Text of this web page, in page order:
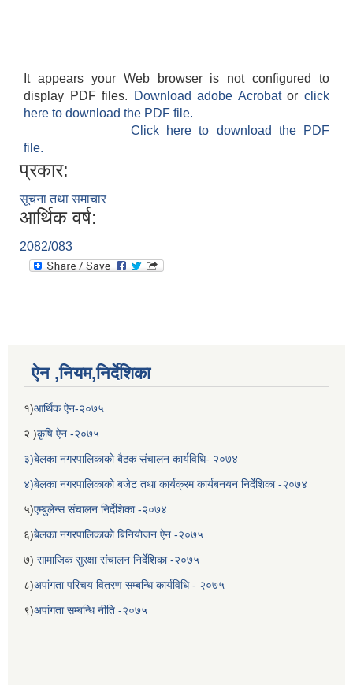
It appears your Web browser is not configured to
display PDF files.
Download adobe Acrobatorclick
here to download the PDF file.
Click here to download the PDF
file.
प्रकार:
सूचना तथा समाचार
आर्थिक वर्ष:
2082/083
ऐन ,नियम,निर्देशिका
१)आर्थिक ऐन-२०७५
२ )कृषि ऐन -२०७५
३)बेलका नगरपालिकाको बैठक संचालन कार्यविधि- २०७४
४)बेलका नगरपालिकाको बजेट तथा कार्यक्रम कार्यबनयन निर्देशिका -२०७४
५)एम्बुलेन्स संचालन निर्देशिका -२०७४
६)बेलका नगरपालिकाको बिनियोजन ऐन -२०७५
७) सामाजिक सुरक्षा संचालन निर्देशिका -२०७५
८)अपांगता परिचय वितरण सम्बन्धि कार्यविधि - २०७५
९)अपांगता सम्बन्धि नीति -२०७५